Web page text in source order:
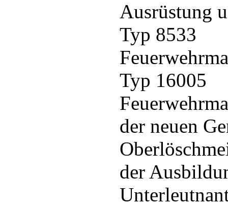
Ausrüstung
Typ 8533
Typ 16005
der neuen
der